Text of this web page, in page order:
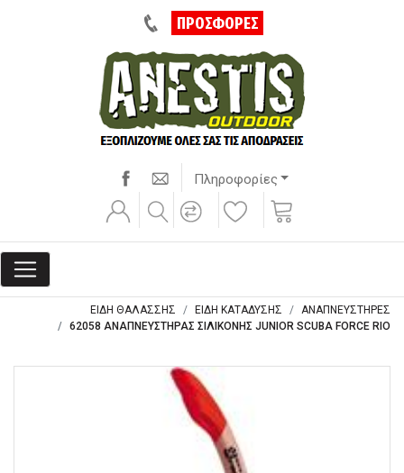
ΠΡΟΣΦΟΡΕΣ
Πληροφορίες
ΕΙΔΗ ΘΑΛΑΣΣΗΣ ΕΙΔΗ ΚΑΤΑΔΥΣΗΣ
ΑΝΑΠΝΕΥΣΤΗΡΕΣ
62058 ΑΝΑΠΝΕΥΣΤΗΡΑΣ ΣΙΛΙΚΟΝΗΣ JUNIOR SCUBA FORCE RIO